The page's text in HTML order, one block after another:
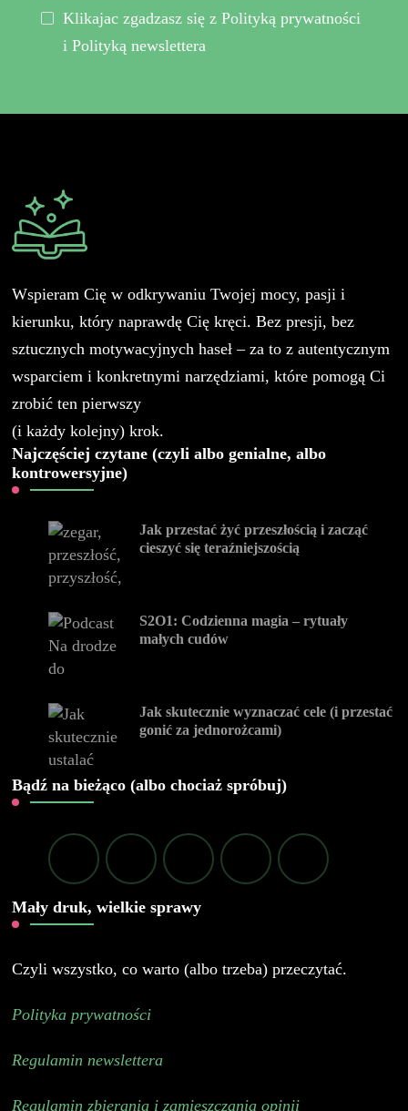
Klikajac zgadzasz się z Polityką prywatności
i Polityką newslettera
Wspieram Cię w odkrywaniu Twojej mocy, pasji i
kierunku, który naprawdę Cię kręci. Bez presji, bez
sztucznych motywacyjnych haseł – za to z autentycznym
wsparciem i konkretnymi narzędziami, które pomogą Ci
zrobić ten pierwszy
(i każdy kolejny) krok.
Najczęściej czytane (czyli albo genialne, albo
kontrowersyjne)
Jak przestać żyć przeszłością i zacząć
cieszyć się teraźniejszością
S2O1: Codzienna magia – rytuały
małych cudów
Jak skutecznie wyznaczać cele (i przestać
gonić za jednorożcami)
Bądź na bieżąco (albo chociaż spróbuj)
Mały druk, wielkie sprawy
Czyli wszystko, co warto (albo trzeba) przeczytać.
Polityka prywatności
Regulamin newslettera
Regulamin zbierania i zamieszczania opinii